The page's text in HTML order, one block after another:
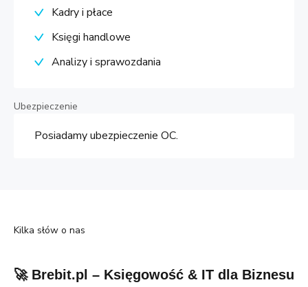
Kadry i płace
Księgi handlowe
Analizy i sprawozdania
Ubezpieczenie
Posiadamy ubezpieczenie OC.
Kilka słów o nas
🚀 Brebit.pl – Księgowość & IT dla Biznesu